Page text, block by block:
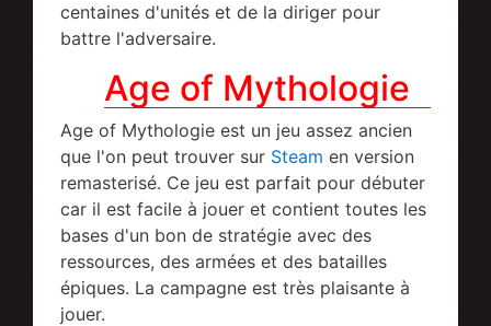
centaines d'unités et de la diriger pour
battre l'adversaire.
Age of Mythologie
Age of Mythologie est un jeu assez ancien
que l'on peut trouver sur Steam en version
remasterisé. Ce jeu est parfait pour débuter
car il est facile à jouer et contient toutes les
bases d'un bon de stratégie avec des
ressources, des armées et des batailles
épiques. La campagne est très plaisante à
jouer.